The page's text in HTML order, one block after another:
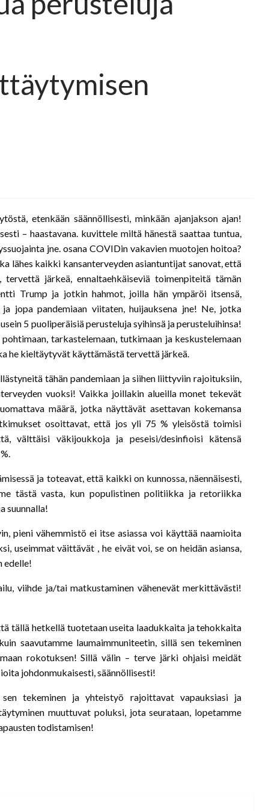
etenkään säännöllisesti, minkään ajanjakson ajan!
– haastavana. kuvittele miltä hänestä saattaa tuntua,
jne. osana COVIDin vakavien muotojen hoitoa?
lähes kaikki kansanterveyden asiantuntijat sanovat, että
järkeä, ennaltaehkäiseviä toimenpiteitä tämän
Trump ja jotkin hahmot, joilla hän ympäröi itsensä,
jopa pandemiaan viitaten, huijauksena jne! Ne, jotka
5 puoliperäisiä perusteluja syihinsä ja perusteluihinsa!
tarkastelemaan, tutkimaan ja keskustelemaan
he kieltäytyvät käyttämästä tervettä järkeä.
tähän pandemiaan ja siihen liittyviin rajoituksiin,
vuoksi! Vaikka joillakin alueilla monet tekevät
määrä, jotka näyttävät asettavan kokemansa
osoittavat, että jos yli 75 % yleisöstä toimisi
välttäisi väkijoukkoja ja peseisi/desinfioisi kätensä
ja toteavat, että kaikki on kunnossa, näennäisesti,
tästä vasta, kun populistinen politiikka ja retoriikka
suunnalla!
pieni vähemmistö ei itse asiassa voi käyttää naamioita
useimmat väittävät , he eivät voi, se on heidän asiansa,
edelle!
viihde ja/tai matkustaminen vähenevät merkittävästi!
tällä hetkellä tuotetaan useita laadukkaita ja tehokkaita
saavutamme laumaimmuniteetin, sillä sen tekeminen
rokotuksen! Sillä välin – terve järki ohjaisi meidät
johdonmukaisesti, säännöllisesti!
tekeminen ja yhteistyö rajoittavat vapauksiasi ja
muuttuvat poluksi, jota seurataan, lopetamme
todistamisen!